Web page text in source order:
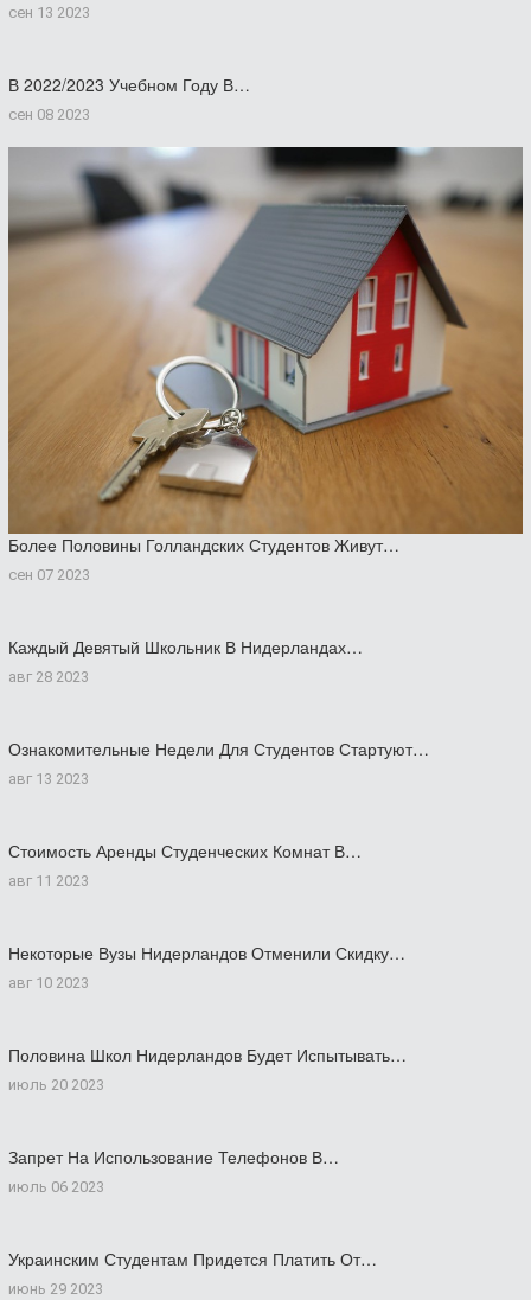
сен 13 2023
В 2022/2023 Учебном Году В…
сен 08 2023
Более Половины Голландских Студентов Живут…
сен 07 2023
Каждый Девятый Школьник В Нидерландах…
авг 28 2023
Ознакомительные Недели Для Студентов Стартуют…
авг 13 2023
Стоимость Аренды Студенческих Комнат В…
авг 11 2023
Некоторые Вузы Нидерландов Отменили Скидку…
авг 10 2023
Половина Школ Нидерландов Будет Испытывать…
июль 20 2023
Запрет На Использование Телефонов В…
июль 06 2023
Украинским Студентам Придется Платить От…
июнь 29 2023